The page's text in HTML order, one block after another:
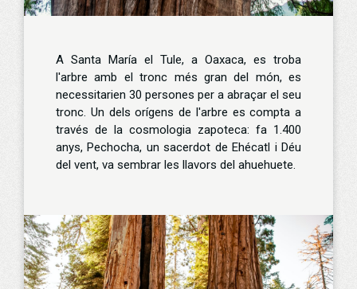
A Santa María el Tule, a Oaxaca, es troba
l'arbre amb el tronc més gran del món, es
necessitarien 30 persones per a abraçar el seu
tronc. Un dels orígens de l'arbre es compta a
través de la cosmologia zapoteca: fa 1.400
anys, Pechocha, un sacerdot de Ehécatl i Déu
del vent, va sembrar les llavors del ahuehuete.